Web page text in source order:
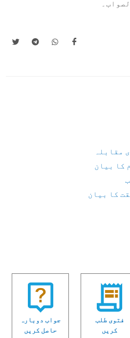
مقابلہ
کا بیان
کا بیان
فتوی طلب
کریں
جواب دوبارہ
حاصل کریں